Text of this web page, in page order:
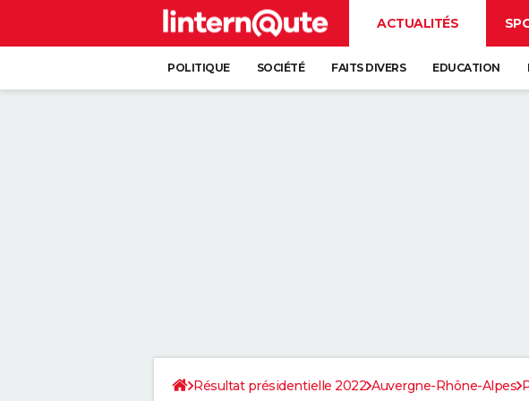
ACTUALITÉS
POLITIQUE SOCIÉTÉ FAITS DIVERS EDUCATION
Résultat présidentielle 2022 Auvergne-Rhône-Alpes